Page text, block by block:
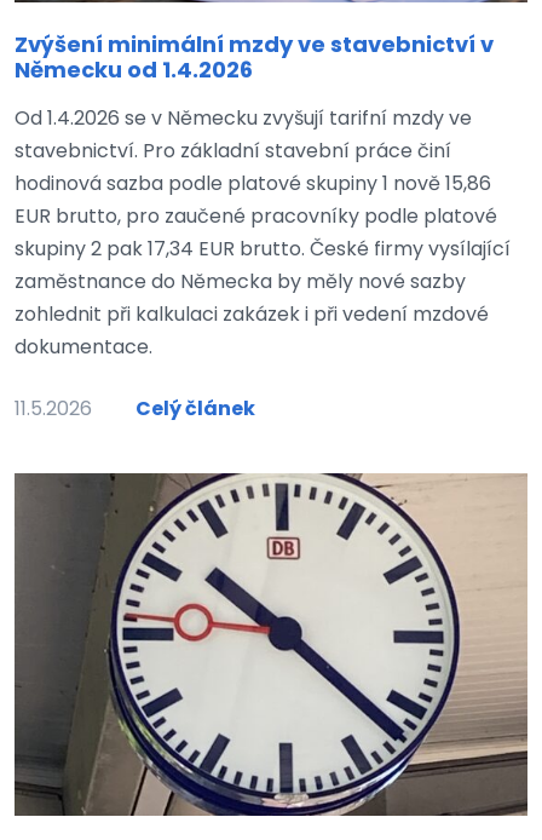
Zvýšení minimální mzdy ve stavebnictví v
Německu od 1.4.2026
Od 1.4.2026 se v Německu zvyšují tarifní mzdy ve
stavebnictví. Pro základní stavební práce činí
hodinová sazba podle platové skupiny 1 nově 15,86
EUR brutto, pro zaučené pracovníky podle platové
skupiny 2 pak 17,34 EUR brutto. České firmy vysílající
zaměstnance do Německa by měly nové sazby
zohlednit při kalkulaci zakázek i při vedení mzdové
dokumentace.
11.5.2026 Celý článek